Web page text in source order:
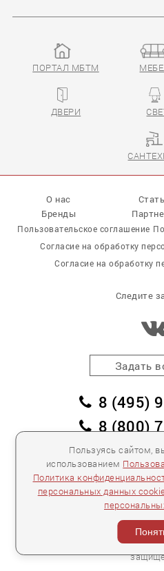
Пользуясь сайтом,
использованием
Политика
персональных данных
ПОРТАЛ МБТМ
ДВЕРИ
О нас
Бренды
Пользовательское соглашение
Согласие на обработку
Согласие на обработку
Следите
Задать
8 (495)
8 (800)
заказать
пл. Победы,
Для спецификаций и
Выставленные на
публичной
Количество
2026